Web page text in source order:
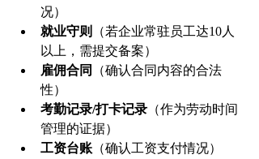
况）
就业守则
（若企业常驻员工达10人
以上，需提交备案）
雇佣合同
（确认合同内容的合法
性）
考勤记录/打卡记录 （作为劳动时间
管理的证据）
工资台账 （确认工资支付情况）